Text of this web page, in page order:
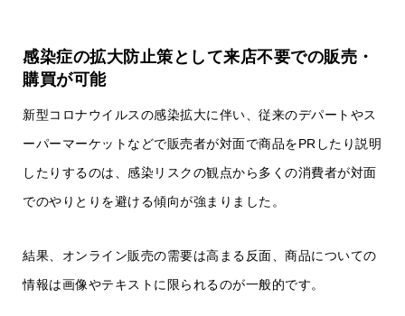
感染症の拡大防止策として来店不要での販売・
購買が可能
新型コロナウイルスの感染拡大に伴い、従来のデパートやス
ーパーマーケットなどで販売者が対面で商品をPRしたり説明
したりするのは、感染リスクの観点から多くの消費者が対面
でのやりとりを避ける傾向が強まりました。
結果、オンライン販売の需要は高まる反面、商品についての
情報は画像やテキストに限られるのが一般的です。